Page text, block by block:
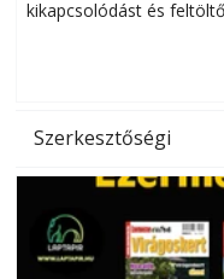
kikapcsolódást és
Szerkesztőségi